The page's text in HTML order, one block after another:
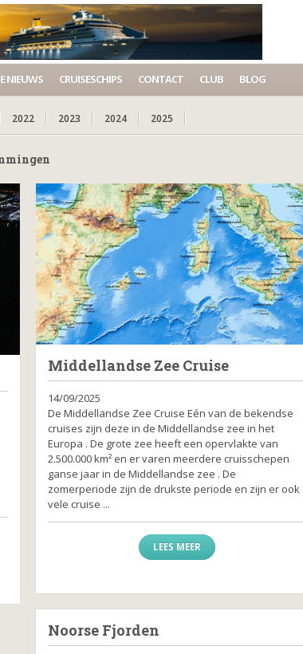
NIEUWS CRUISESCHIPS CONTACT CLUB BLOG
2022 2023 2024 2025
Middellandse Zee Cruise
14/09/2025
De Middellandse Zee Cruise Eén van de bekendse
cruises zijn deze in de Middellandse zee in het
Europa . De grote zee heeft een opervlakte van
2.500.000 km² en er varen meerdere cruisschepen
ganse jaar in de Middellandse zee . De
zomerperiode zijn de drukste periode en zijn er ook
vele cruise ...
LEES MEER
Noorse Fjorden